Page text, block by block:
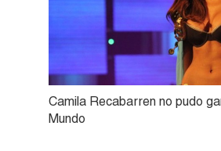
Camila Recabarren no pudo
Mundo